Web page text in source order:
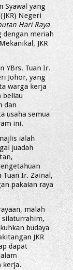
Syawal yang
Negeri
Hari Raya
dengan meriah
JKR
YBrs. Tuan Ir.
Johor, yang
warga kerja
beliau
dan
usaha semua
ini.
ialah
juadah
Ir. Zainal,
pakaian raya
malah
silaturrahim,
budaya
JKR
dapat
kerja.